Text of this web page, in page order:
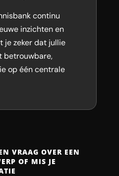
continu
inzichten en
je zeker dat jullie
betrouwbare,
op één centrale
VRAAG OVER EEN
OF MIS JE